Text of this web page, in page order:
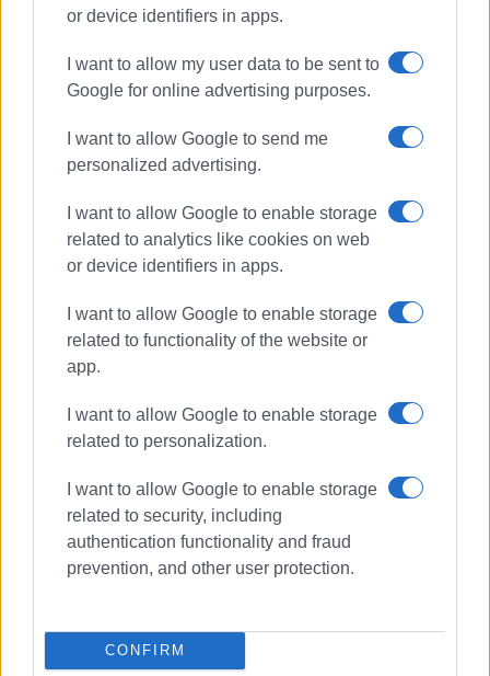
or device identifiers in apps.
I want to allow my user data to be sent to
Google for online advertising purposes.
I want to allow Google to send me
personalized advertising.
I want to allow Google to enable storage
related to analytics like cookies on web
or device identifiers in apps.
I want to allow Google to enable storage
related to functionality of the website or
app.
I want to allow Google to enable storage
related to personalization.
I want to allow Google to enable storage
related to security, including
authentication functionality and fraud
prevention, and other user protection.
CONFIRM
ΣΧΕΤΙΚA AΡΘΡΑ
Ιόνια: 1516 τροχαίες παραβάσεις
σε μια εβδομάδα
1.698 παραβάσεις τροχαίες
εβδομάδα!